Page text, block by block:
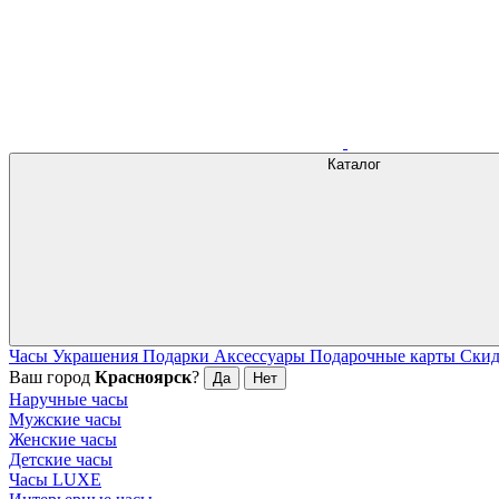
Каталог
Часы Украшения Подарки Аксессуары Подарочные карты
Ваш город Красноярск? Да Нет
Наручные часы
Мужские часы
Женские часы
Детские часы
Часы LUXE